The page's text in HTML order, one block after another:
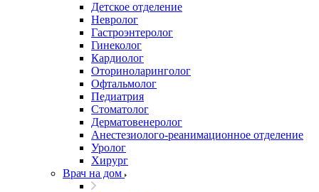
Детское отделение
Невролог
Гастроэнтеролог
Гинеколог
Кардиолог
Оториноларинголог
Офтальмолог
Педиатрия
Стоматолог
Дерматовенеролог
Анестезиолого-реанимационное отделение
Уролог
Хирург
Врач на дом